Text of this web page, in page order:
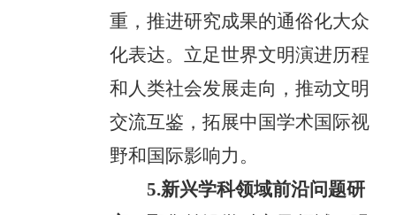
重，推进研究成果的通俗化大众
化表达。立足世界文明演进历程
和人类社会发展走向，推动文明
交流互鉴，拓展中国学术国际视
野和国际影响力。
5.新兴学科领域前沿问题研